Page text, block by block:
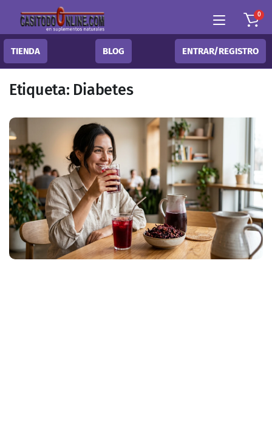
0
TIENDA BLOG ENTRAR/REGISTRO
Etiqueta: Diabetes